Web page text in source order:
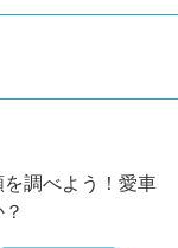
調べよう！愛車